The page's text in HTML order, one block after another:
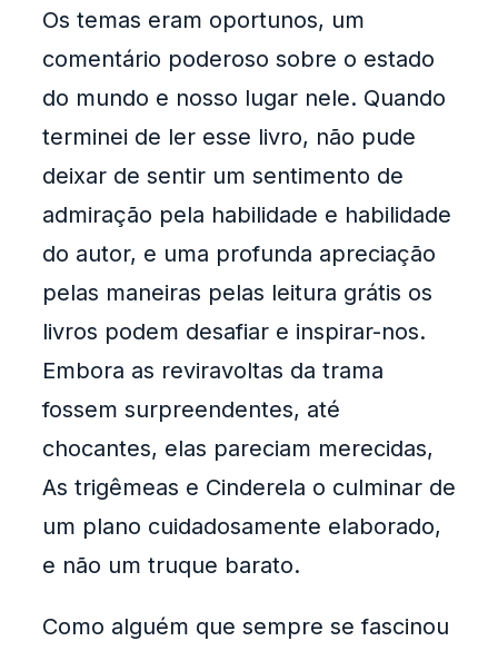
Os temas eram oportunos, um
comentário poderoso sobre o estado
do mundo e nosso lugar nele. Quando
terminei de ler esse livro, não pude
deixar de sentir um sentimento de
admiração pela habilidade e habilidade
do autor, e uma profunda apreciação
pelas maneiras pelas leitura grátis os
livros podem desafiar e inspirar-nos.
Embora as reviravoltas da trama
fossem surpreendentes, até
chocantes, elas pareciam merecidas,
As trigêmeas e Cinderela o culminar de
um plano cuidadosamente elaborado,
e não um truque barato.
Como alguém que sempre se fascinou